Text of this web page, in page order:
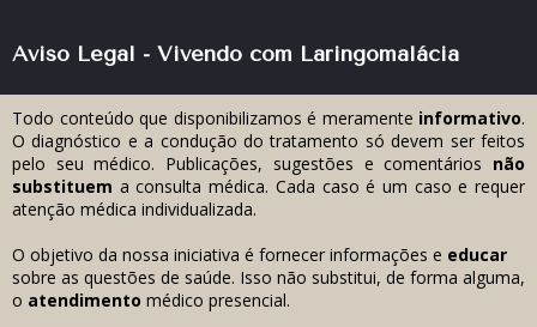
Aviso Legal - Vivendo com Laringomalácia
Todo conteúdo que disponibilizamos é meramente informativo.
O diagnóstico e a condução do tratamento só devem ser feitos
pelo seu médico. Publicações, sugestões e comentários não
substituem a consulta médica. Cada caso é um caso e requer
atenção médica individualizada.
O objetivo da nossa iniciativa é fornecer informações e educar
sobre as questões de saúde. Isso não substitui, de forma alguma,
o atendimento médico presencial.